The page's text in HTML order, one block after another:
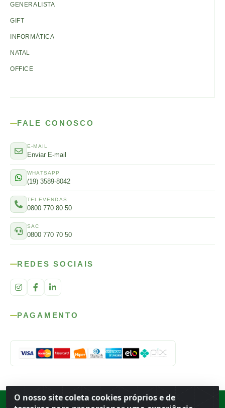
O nosso site coleta cookies próprios e de
GENERALISTA
GIFT
INFORMÁTICA
NATAL
OFFICE
FALE CONOSCO
E-MAIL
Enviar E-mail
WHATSAPP
(19) 3589-8042
TELEVENDAS
0800 770 80 50
SAC
0800 770 70 50
REDES SOCIAIS
PAGAMENTO
Rod. SP-215, s/n, km 98 — Área Rural Porto Ferreira ·BR · CEP